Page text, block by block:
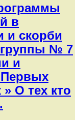
в
и скорби
группы № 7
и
Первых
О тех кто